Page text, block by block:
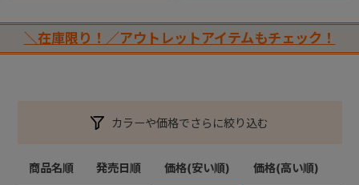
＼在庫限り！／アウトレットアイテムもチェック！
カラーや価格でさらに絞り込む
商品名順 発売日順 価格(安い順) 価格(高い順)